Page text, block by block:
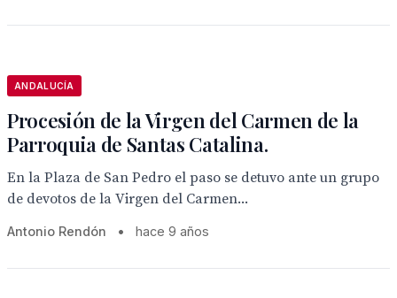
ANDALUCÍA
Procesión de la Virgen del Carmen de la
Parroquia de Santas Catalina.
En la Plaza de San Pedro el paso se detuvo ante un grupo
de devotos de la Virgen del Carmen...
Antonio Rendón • hace 9 años